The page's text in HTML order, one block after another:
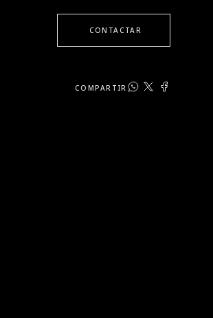
CONTACTAR
COMPARTIR